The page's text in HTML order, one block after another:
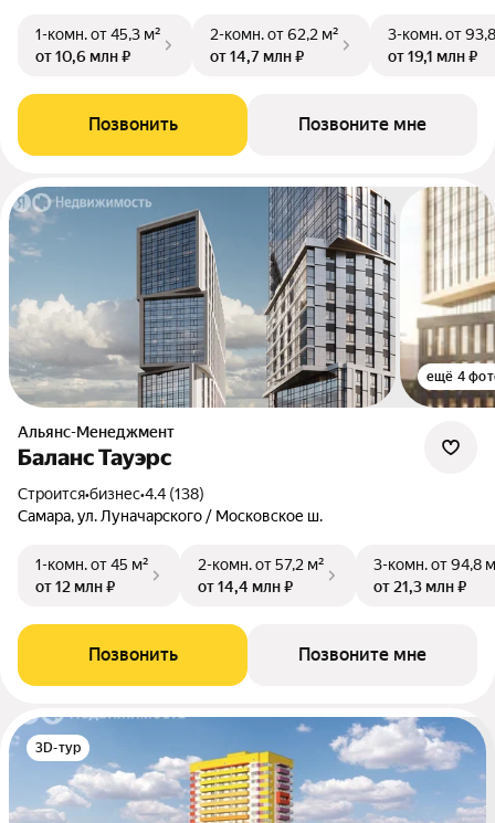
1-комн.от 45,3 м²
от 10,6 млн ₽
2-комн.от 62,2 м²
от 14,7 млн ₽
3-комн.от
от 19,1 млн ₽
Позвонить Позвоните мне
ещё 4
Альянс-Менеджмент
Баланс Тауэрс
Строится•бизнес•4.4 (138)
Самара, ул. Луначарского / Московское ш.
1-комн.от 45 м²
от 12 млн ₽
2-комн.от 57,2 м²
от 14,4 млн ₽
3-комн.от 94,8
от 21,3 млн ₽
Позвонить Позвоните мне
3D-тур